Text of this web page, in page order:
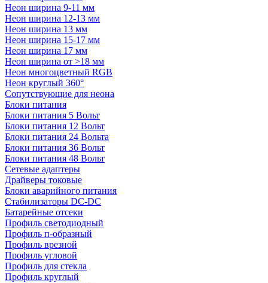
Неон ширина 9-11 мм
Неон ширина 12-13 мм
Неон ширина 13 мм
Неон ширина 15-17 мм
Неон ширина 17 мм
Неон ширина от >18 мм
Неон многоцветный RGB
Неон круглый 360°
Сопутствующие для неона
Блоки питания
Блоки питания 5 Вольт
Блоки питания 12 Вольт
Блоки питания 24 Вольта
Блоки питания 36 Вольт
Блоки питания 48 Вольт
Сетевые адаптеры
Драйверы токовые
Блоки аварийного питания
Стабилизаторы DC-DC
Батарейные отсеки
Профиль светодиодный
Профиль п-образный
Профиль врезной
Профиль угловой
Профиль для стекла
Профиль круглый